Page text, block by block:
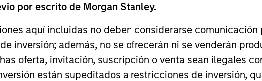
por escrito de Morgan Stanley.
aquí incluidas no deben considerarse
inversión; además, no se ofrecerán ni se venderán
oferta, invitación, suscripción o venta sean ilegales
están supeditados a restricciones de inversión,
Morgan Stanley Careers